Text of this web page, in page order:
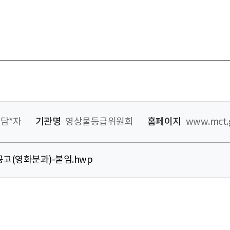
담*자 기관명 영상물등급위원회 홈페이지
(영화분과)-붙임.hwp